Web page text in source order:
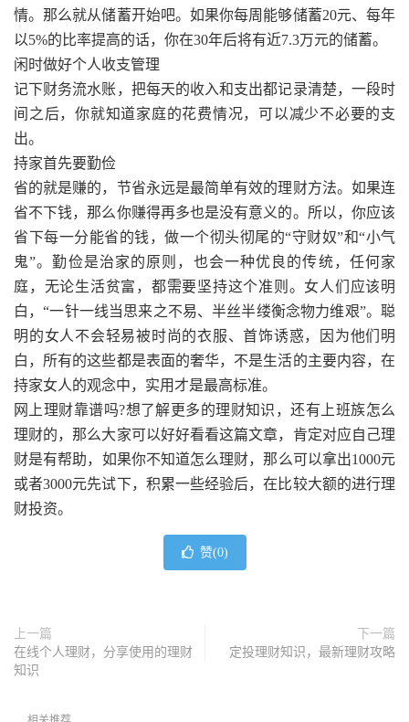
情。那么就从储蓄开始吧。如果你每周能够储蓄20元、每年
以5%的比率提高的话，你在30年后将有近7.3万元的储蓄。
闲时做好个人收支管理
记下财务流水账，把每天的收入和支出都记录清楚，一段时
间之后，你就知道家庭的花费情况，可以减少不必要的支
出。
持家首先要勤俭
省的就是赚的，节省永远是最简单有效的理财方法。如果连
省不下钱，那么你赚得再多也是没有意义的。所以，你应该
省下每一分能省的钱，做一个彻头彻尾的“守财奴”和“小气
鬼”。勤俭是治家的原则，也会一种优良的传统，任何家
庭，无论生活贫富，都需要坚持这个准则。女人们应该明
白，“一针一线当思来之不易、半丝半缕衡念物力维艰”。聪
明的女人不会轻易被时尚的衣服、首饰诱惑，因为他们明
白，所有的这些都是表面的奢华，不是生活的主要内容，在
持家女人的观念中，实用才是最高标准。
网上理财靠谱吗?想了解更多的理财知识，还有上班族怎么
理财的，那么大家可以好好看看这篇文章，肯定对应自己理
财是有帮助，如果你不知道怎么理财，那么可以拿出1000元
或者3000元先试下，积累一些经验后，在比较大额的进行理
财投资。
赞(0)
上一篇
在线个人理财，分享使用的理财
知识
下一篇
定投理财知识，最新理财攻略